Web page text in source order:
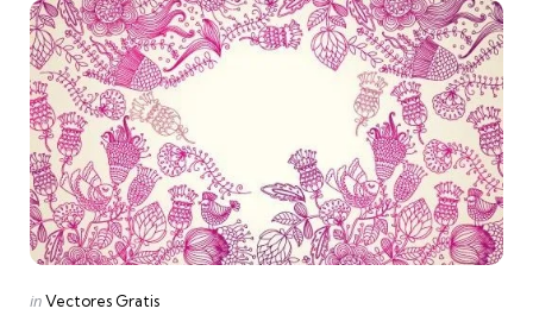
Categories
Posted
inVectores Gratis